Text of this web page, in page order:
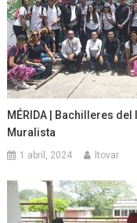
MÉRIDA | Bachilleres
Muralista
1 abril, 2024 ltovar